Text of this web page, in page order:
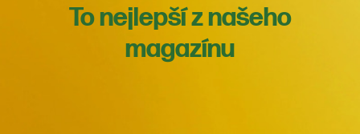
To nejlepší z našeho
magazínu